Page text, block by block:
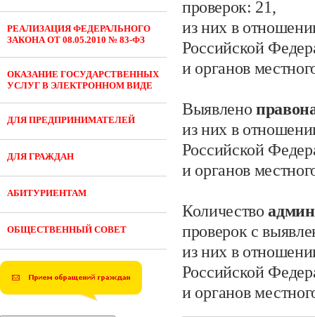
РЕАЛИЗАЦИЯ ФЕДЕРАЛЬНОГО
ЗАКОНА ОТ 08.05.2010 № 83-ФЗ
ОКАЗАНИЕ ГОСУДАРСТВЕННЫХ
УСЛУГ В ЭЛЕКТРОННОМ ВИДЕ
ДЛЯ ПРЕДПРИНИМАТЕЛЕЙ
ДЛЯ ГРАЖДАН
АБИТУРИЕНТАМ
ОБЩЕСТВЕННЫЙ СОВЕТ
проверок: 21,
из них в
Российской
и органов
Выявлено
из них в
Российской
и органов
Количество
проверок с
из них в
Российской
и органов